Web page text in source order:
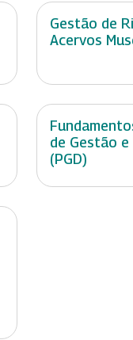
Gestão de
Acervos
de Gestão e
(PGD)